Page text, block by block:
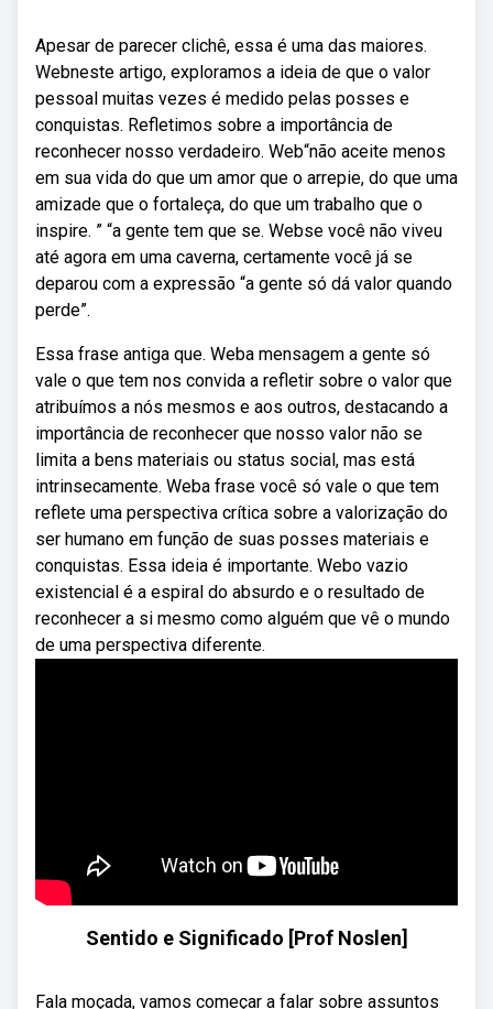
Apesar de parecer clichê, essa é uma das maiores.
Webneste artigo, exploramos a ideia de que o valor
pessoal muitas vezes é medido pelas posses e
conquistas. Refletimos sobre a importância de
reconhecer nosso verdadeiro. Web“não aceite menos
em sua vida do que um amor que o arrepie, do que uma
amizade que o fortaleça, do que um trabalho que o
inspire. ” “a gente tem que se. Webse você não viveu
até agora em uma caverna, certamente você já se
deparou com a expressão “a gente só dá valor quando
perde”.
Essa frase antiga que. Weba mensagem a gente só
vale o que tem nos convida a refletir sobre o valor que
atribuímos a nós mesmos e aos outros, destacando a
importância de reconhecer que nosso valor não se
limita a bens materiais ou status social, mas está
intrinsecamente. Weba frase você só vale o que tem
reflete uma perspectiva crítica sobre a valorização do
ser humano em função de suas posses materiais e
conquistas. Essa ideia é importante. Webo vazio
existencial é a espiral do absurdo e o resultado de
reconhecer a si mesmo como alguém que vê o mundo
de uma perspectiva diferente.
Sentido e Significado [Prof Noslen]
Fala moçada, vamos começar a falar sobre assuntos